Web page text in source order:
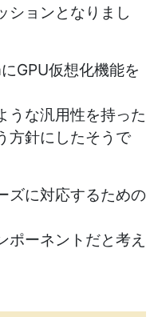
ションとなりまし
GPU仮想化機能を
うな汎用性を持った
方針にしたそうで
ズに対応するための
ポーネントだと考え